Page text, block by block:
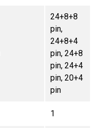
24+8+8
pin,
24+8+4
pin, 24+8
pin, 24+4
pin, 20+4
pin
1